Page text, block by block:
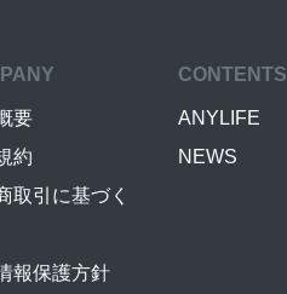
要
約
取引に基づく
報保護方針
CONTENTS
ANYLIFE
NEWS